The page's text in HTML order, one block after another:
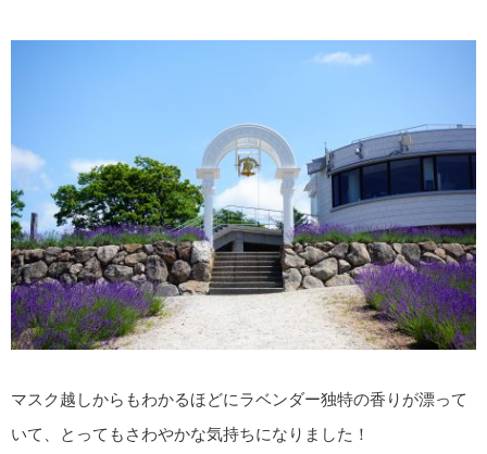
マスク越しからもわかるほどにラベンダー独特の香りが漂って
いて、とってもさわやかな気持ちになりました！